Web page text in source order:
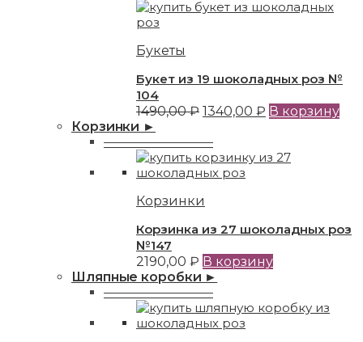
Букеты
Букет из 19 шоколадных роз №
104
1490,00₽ 1340,00 ₽ В корзину
Корзинки ►
—————————
Корзинки
Корзинка из 27 шоколадных роз
№147
2190,00 ₽ В корзину
Шляпные коробки ►
—————————